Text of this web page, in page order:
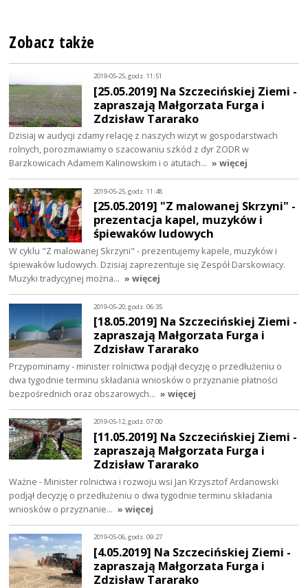
Zobacz także
2019-05-25, godz. 11:51
[25.05.2019] Na Szczecińskiej Ziemi -
zapraszają Małgorzata Furga i
Zdzisław Tararako
Dzisiaj w audycji zdamy relację z naszych wizyt w gospodarstwach
rolnych, porozmawiamy o szacowaniu szkód z dyr ZODR w
Barzkowicach Adamem Kalinowskim i o atutach… » więcej
2019-05-25, godz. 11:48
[25.05.2019] "Z malowanej Skrzyni" -
prezentacja kapel, muzyków i
śpiewaków ludowych
W cyklu "Z malowanej Skrzyni" - prezentujemy kapele, muzyków i
śpiewaków ludowych. Dzisiaj zaprezentuje się Zespół Darskowiacy.
Muzyki tradycyjnej można… » więcej
2019-05-20, godz. 06:35
[18.05.2019] Na Szczecińskiej Ziemi -
zapraszają Małgorzata Furga i
Zdzisław Tararako
Przypominamy - minister rolnictwa podjął decyzję o przedłużeniu o
dwa tygodnie terminu składania wniosków o przyznanie płatności
bezpośrednich oraz obszarowych… » więcej
2019-05-12, godz. 07:00
[11.05.2019] Na Szczecińskiej Ziemi -
zapraszają Małgorzata Furga i
Zdzisław Tararako
Ważne - Minister rolnictwa i rozwoju wsi Jan Krzysztof Ardanowski
podjął decyzję o przedłużeniu o dwa tygodnie terminu składania
wniosków o przyznanie… » więcej
2019-05-06, godz. 09:27
[4.05.2019] Na Szczecińskiej Ziemi -
zapraszają Małgorzata Furga i
Zdzisław Tararako